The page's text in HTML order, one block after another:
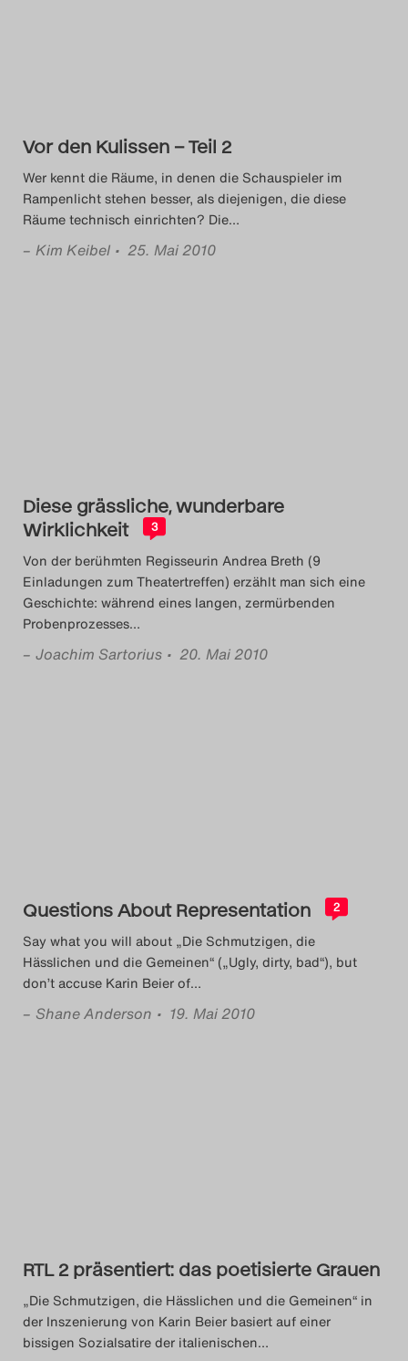
2015
Das Theatertreffen-Blog
2016
Das Theatertreffen-Blog
2019
Das Theatertreffen-Blog
2020
Das Theatertreffen-Blog
2024
Das Theatertreffen-Blog
Search
Vor den Kulissen – Teil 2
Wer kennt die Räume, in denen die Schauspieler im
Rampenlicht stehen besser, als diejenigen, die diese
Räume technisch einrichten? Die…
– Kim Keibel • 25. Mai 2010
Diese grässliche, wunderbare
Wirklichkeit
3
Von der berühmten Regisseurin Andrea Breth (9
Einladungen zum Theatertreffen) erzählt man sich eine
Geschichte: während eines langen, zermürbenden
Probenprozesses…
– Joachim Sartorius • 20. Mai 2010
Questions About Representation 2
Say what you will about „Die Schmutzigen, die
Hässlichen und die Gemeinen“ („Ugly, dirty, bad“), but
don’t accuse Karin Beier of…
– Shane Anderson • 19. Mai 2010
RTL 2 präsentiert: das poetisierte Grauen
„Die Schmutzigen, die Hässlichen und die Gemeinen“ in
der Inszenierung von Karin Beier basiert auf einer
bissigen Sozialsatire der italienischen…